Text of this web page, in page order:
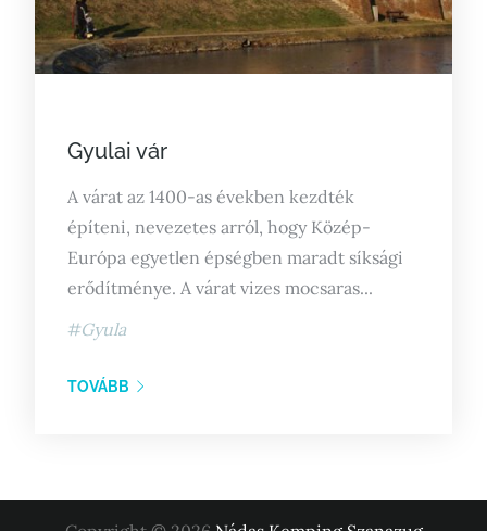
Posted
Gyulai vár
A várat az 1400-as években kezdték
építeni, nevezetes arról, hogy Közép-
Európa egyetlen épségben maradt síksági
erődítménye. A várat vizes mocsaras...
Gyula
TOVÁBB